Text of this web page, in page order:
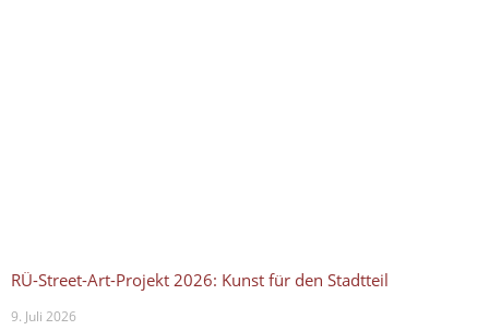
RÜ-Street-Art-Projekt 2026: Kunst für den Stadtteil
9. Juli 2026